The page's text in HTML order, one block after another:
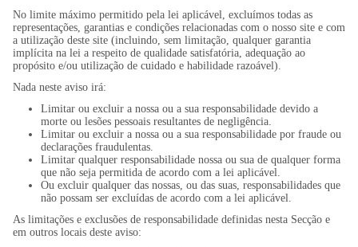
No limite máximo permitido pela lei aplicável, excluímos todas as
representações, garantias e condições relacionadas com o nosso site e com
a utilização deste site (incluindo, sem limitação, qualquer garantia
implícita na lei a respeito de qualidade satisfatória, adequação ao
propósito e/ou utilização de cuidado e habilidade razoável).
Nada neste aviso irá:
Limitar ou excluir a nossa ou a sua responsabilidade devido a
morte ou lesões pessoais resultantes de negligência.
Limitar ou excluir a nossa ou a sua responsabilidade por fraude ou
declarações fraudulentas.
Limitar qualquer responsabilidade nossa ou sua de qualquer forma
que não seja permitida de acordo com a lei aplicável.
Ou excluir qualquer das nossas, ou das suas, responsabilidades que
não possam ser excluídas de acordo com a lei aplicável.
As limitações e exclusões de responsabilidade definidas nesta Secção e
em outros locais deste aviso: